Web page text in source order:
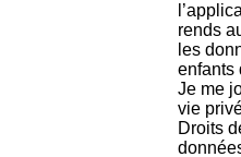
rends
les
enfants
Je me
vie
Droits